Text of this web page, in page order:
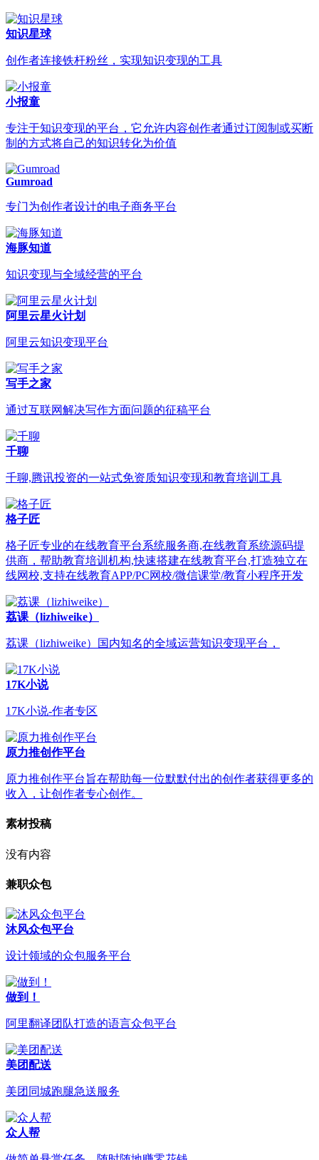
知识星球
创作者连接铁杆粉丝，实现知识变现的工具
小报童
专注于知识变现的平台，它允许内容创作者通过订阅制或买断
制的方式将自己的知识转化为价值
Gumroad
专门为创作者设计的电子商务平台
海豚知道
知识变现与全域经营的平台
阿里云星火计划
阿里云知识变现平台
写手之家
通过互联网解决写作方面问题的征稿平台
千聊
千聊,腾讯投资的一站式免资质知识变现和教育培训工具
格子匠
格子匠专业的在线教育平台系统服务商,在线教育系统源码提
供商，帮助教育培训机构,快速搭建在线教育平台,打造独立在
线网校,支持在线教育APP/PC网校/微信课堂/教育小程序开发
荔课（lizhiweike）
荔课（lizhiweike）国内知名的全域运营知识变现平台，
17K小说
17K小说-作者专区
原力推创作平台
原力推创作平台旨在帮助每一位默默付出的创作者获得更多的
收入，让创作者专心创作。
素材投稿
没有内容
兼职众包
沐风众包平台
设计领域的众包服务平台
做到！
阿里翻译团队打造的语言众包平台
美团配送
美团同城跑腿急送服务
众人帮